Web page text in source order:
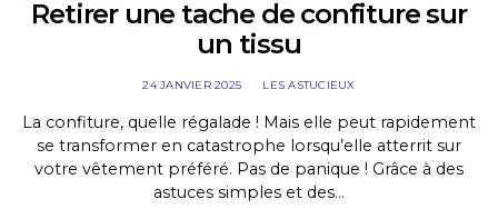
Retirer une tache de confiture sur
un tissu
24 JANVIER 2025 LES ASTUCIEUX
La confiture, quelle régalade ! Mais elle peut rapidement
se transformer en catastrophe lorsqu’elle atterrit sur
votre vêtement préféré. Pas de panique ! Grâce à des
astuces simples et des…